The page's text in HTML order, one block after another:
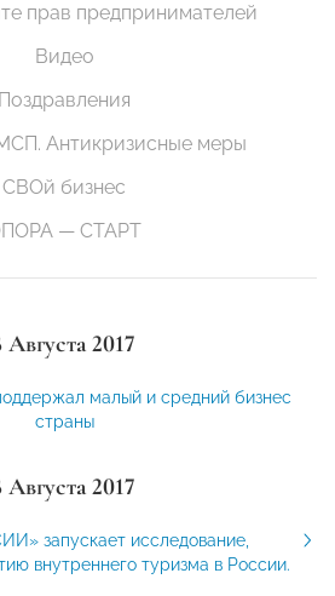
прав предпринимателей
Видео
Поздравления
Антикризисные меры
СВОй бизнес
— СТАРТ
Августа 2017
малый и средний бизнес
страны
Августа 2017
запускает исследование,
внутреннего туризма в России.